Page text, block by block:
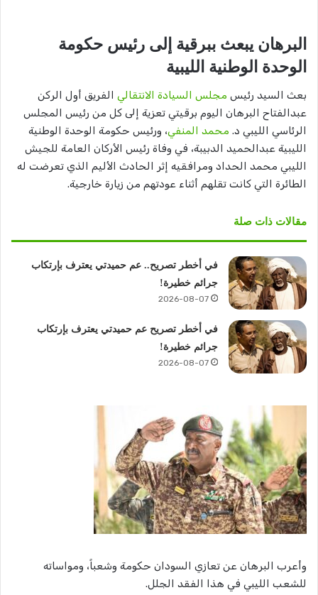
البرهان يبعث ببرقية إلى رئيس حكومة
الوحدة الوطنية الليبية
بعث السيد رئيس مجلس السيادة الانتقالي الفريق أول الركن
عبدالفتاح البرهان اليوم برقيتي تعزية إلى كل من رئيس المجلس
الرئاسي الليبي د. محمد المنفي، ورئيس حكومة الوحدة الوطنية
الليبية عبدالحميد الدبيبة، في وفاة رئيس الأركان العامة للجيش
الليبي محمد الحداد ومرافقيه إثر الحادث الأليم الذي تعرضت له
الطائرة التي كانت تقلهم أثناء عودتهم من زيارة خارجية.
مقالات ذات صلة
في أخطر تصريح.. عم حميدتي يعترف بإرتكاب
جرائم خطيرة!
2026-08-07
في أخطر تصريح عم حميدتي يعترف بإرتكاب
جرائم خطيرة!
2026-08-07
وأعرب البرهان عن تعازي السودان حكومة وشعباً، ومواساته
للشعب الليبي في هذا الفقد الجلل.